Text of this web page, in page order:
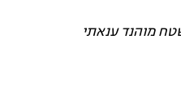
מוהנד ענאתי